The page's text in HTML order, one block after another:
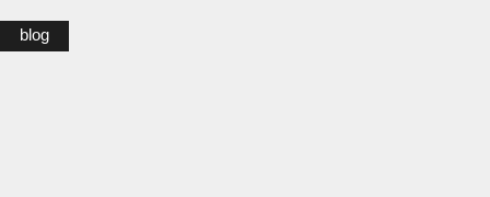
blog